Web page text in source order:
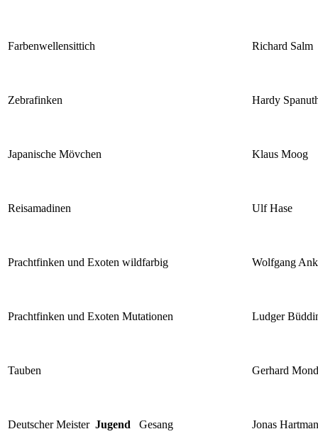
Farbenwellensittich Richard Salm
Zebrafinken Hardy
Japanische Mövchen Klaus Moog
Reisamadinen Ulf Hase
Prachtfinken und Exoten wildfarbig Wolfgang
Prachtfinken und Exoten Mutationen Ludger
Tauben Gerhard
Deutscher Meister Jugend Gesang Jonas